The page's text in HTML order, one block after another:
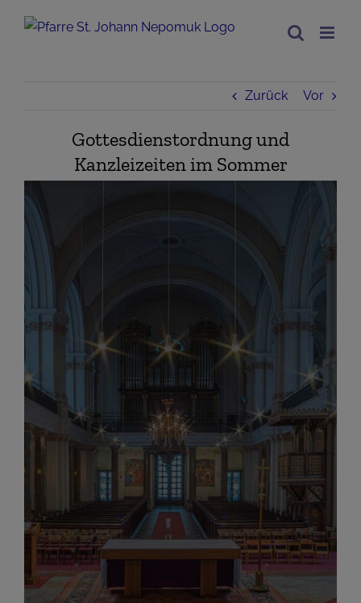
Inhalt
Zurück Vor
Gottesdienstordnung und
Kanzleizeiten im Sommer